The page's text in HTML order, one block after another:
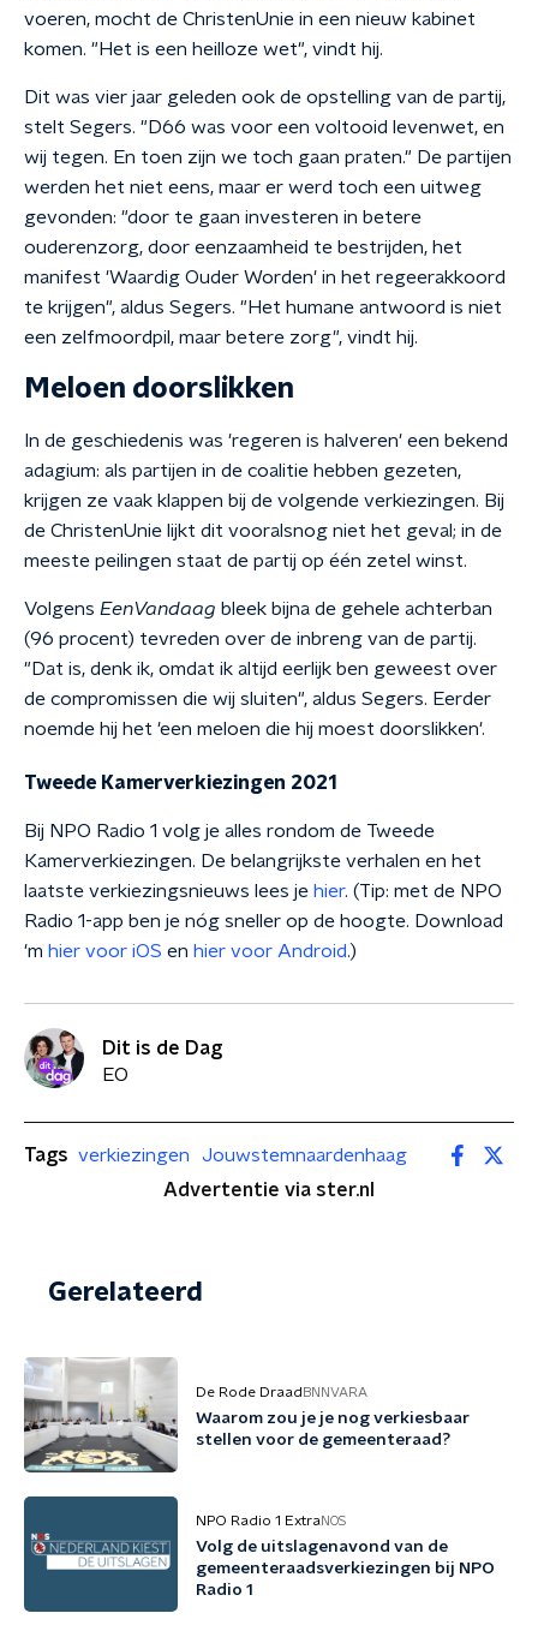
voeren, mocht de ChristenUnie in een nieuw kabinet
komen. "Het is een heilloze wet", vindt hij.
Dit was vier jaar geleden ook de opstelling van de partij,
stelt Segers. "D66 was voor een voltooid levenwet, en
wij tegen. En toen zijn we toch gaan praten." De partijen
werden het niet eens, maar er werd toch een uitweg
gevonden: "door te gaan investeren in betere
ouderenzorg, door eenzaamheid te bestrijden, het
manifest 'Waardig Ouder Worden' in het regeerakkoord
te krijgen", aldus Segers. "Het humane antwoord is niet
een zelfmoordpil, maar betere zorg", vindt hij.
Meloen doorslikken
In de geschiedenis was 'regeren is halveren' een bekend
adagium: als partijen in de coalitie hebben gezeten,
krijgen ze vaak klappen bij de volgende verkiezingen. Bij
de ChristenUnie lijkt dit vooralsnog niet het geval; in de
meeste peilingen staat de partij op één zetel winst.
Volgens EenVandaag bleek bijna de gehele achterban
(96 procent) tevreden over de inbreng van de partij.
"Dat is, denk ik, omdat ik altijd eerlijk ben geweest over
de compromissen die wij sluiten", aldus Segers. Eerder
noemde hij het 'een meloen die hij moest doorslikken'.
Tweede Kamerverkiezingen 2021
Bij NPO Radio 1 volg je alles rondom de Tweede
Kamerverkiezingen. De belangrijkste verhalen en het
laatste verkiezingsnieuws lees je hier. (Tip: met de NPO
Radio 1-app ben je nóg sneller op de hoogte. Download
'm hier voor iOS en hier voor Android.)
Dit is de Dag
EO
Tags verkiezingen
Jouwstemnaardenhaag
Advertentie via ster.nl
Gerelateerd
De Rode Draad BNNVARA
Waarom zou je je nog verkiesbaar
stellen voor de gemeenteraad?
NPO Radio 1 Extra NOS
Volg de uitslagenavond van de
gemeenteraadsverkiezingen bij NPO
Radio 1